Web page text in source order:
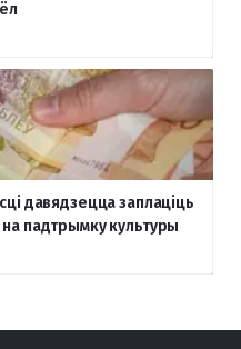
давядзецца заплаціць
падтрымку культуры